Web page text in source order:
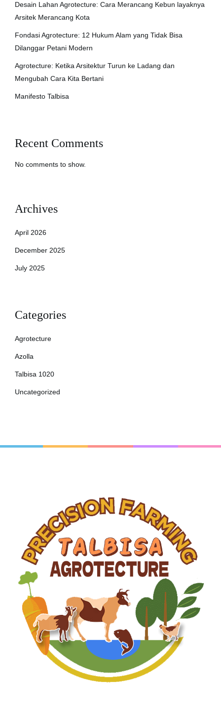
Desain Lahan Agrotecture: Cara Merancang Kebun layaknya
Arsitek Merancang Kota
Fondasi Agrotecture: 12 Hukum Alam yang Tidak Bisa
Dilanggar Petani Modern
Agrotecture: Ketika Arsitektur Turun ke Ladang dan
Mengubah Cara Kita Bertani
Manifesto Talbisa
Recent Comments
No comments to show.
Archives
April 2026
December 2025
July 2025
Categories
Agrotecture
Azolla
Talbisa 1020
Uncategorized